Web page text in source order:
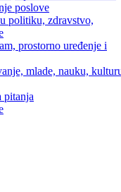
upravu i radne odnose
poslove
politiku, zdravstvo,
prostorno uređenje i
mlade, nauku,